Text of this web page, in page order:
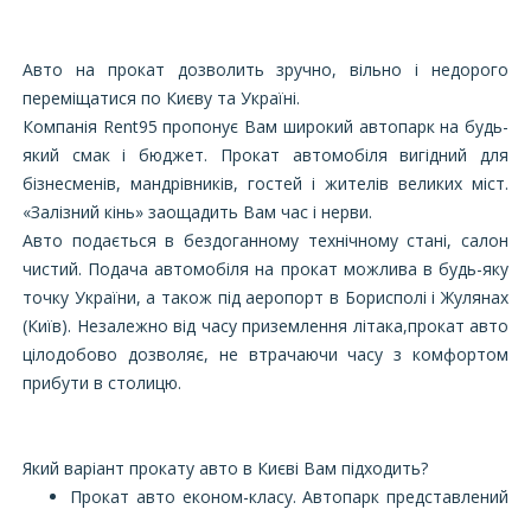
Авто на прокат дозволить зручно, вільно і недорого
переміщатися по Києву та Україні.
Компанія Rent95 пропонує Вам широкий автопарк на будь-
який смак і бюджет. Прокат автомобіля вигідний для
бізнесменів, мандрівників, гостей і жителів великих міст.
«Залізний кінь» заощадить Вам час і нерви.
Авто подається в бездоганному технічному стані, салон
чистий. Подача автомобіля на прокат можлива в будь-яку
точку України, а також під аеропорт в Борисполі і Жулянах
(Київ). Незалежно від часу приземлення літака,прокат авто
цілодобово дозволяє, не втрачаючи часу з комфортом
прибути в столицю.
Який варіант прокату авто в Києві Вам підходить?
Прокат авто економ-класу. Автопарк представлений